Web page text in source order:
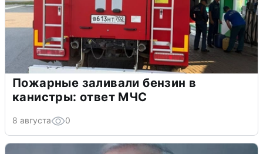
Пожарные заливали бензин в
канистры: ответ МЧС
8 августа 0